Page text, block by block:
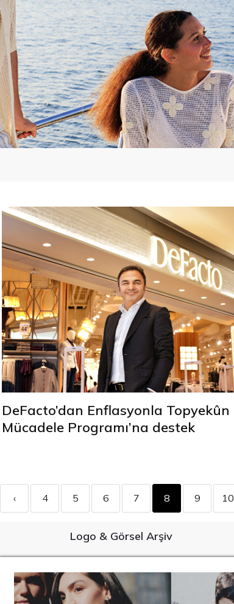
DeFacto’dan Enflasyonla Topyekûn
Mücadele Programı’na destek
‹ 4 5 6 7 8 9 10
Logo & Görsel Arşiv